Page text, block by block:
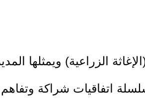
الزراعية) ويمثلها